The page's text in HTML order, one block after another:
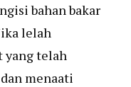
bahan bakar
lelah
yang telah
menaati